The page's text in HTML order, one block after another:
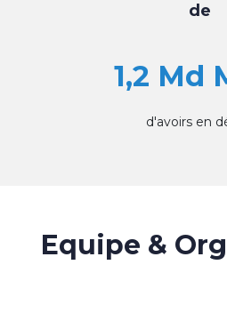
de
1,2 Md
d'avoirs en
Equipe &